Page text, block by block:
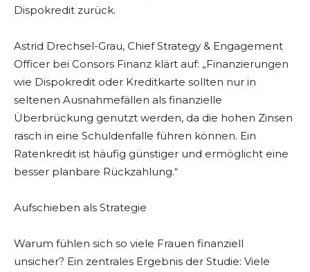
Dispokredit zurück.
Astrid Drechsel-Grau, Chief Strategy & Engagement
Officer bei Consors Finanz klärt auf: „Finanzierungen
wie Dispokredit oder Kreditkarte sollten nur in
seltenen Ausnahmefällen als finanzielle
Überbrückung genutzt werden, da die hohen Zinsen
rasch in eine Schuldenfalle führen können. Ein
Ratenkredit ist häufig günstiger und ermöglicht eine
besser planbare Rückzahlung.“
Aufschieben als Strategie
Warum fühlen sich so viele Frauen finanziell
unsicher? Ein zentrales Ergebnis der Studie: Viele